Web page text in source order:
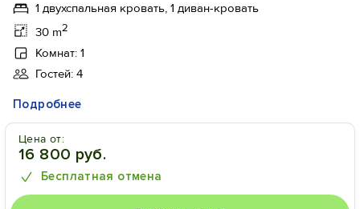
1 двухспальная кровать, 1 диван-кровать
30 m2
Комнат: 1
Гостей: 4
Подробнее
Цена от:
16 800 руб.
Бесплатная отмена